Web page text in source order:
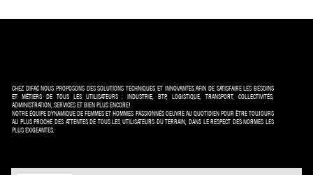
CHEZ DIFAC NOUS PROPOSONS DES SOLUTIONS TECHNIQUES ET INNOVANTES AFIN DE SATISFAIRE LES BESOINS
ET MÉTIERS DE TOUS LES UTILISATEURS : INDUSTRIE, BTP, LOGISTIQUE, TRANSPORT, COLLECTIVITÉS,
ADMINISTRATION, SERVICES ET BIEN PLUS ENCORE!
NOTRE ÉQUIPE DYNAMIQUE DE FEMMES ET HOMMES PASSIONNÉS OEUVRE AU QUOTIDIEN POUR ÊTRE TOUJOURS
AU PLUS PROCHE DES ATTENTES DE TOUS LES UTILISATEURS DU TERRAIN, DANS LE RESPECT DES NORMES LES
PLUS EXIGEANTES.